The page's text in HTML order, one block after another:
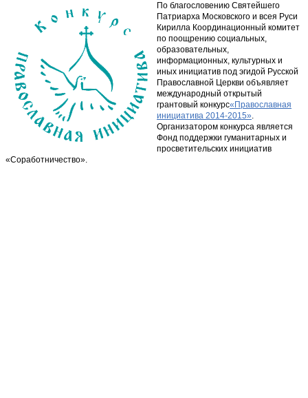
По благословению Святейшего
Патриарха Московского и всея Руси
Кирилла Координационный комитет
по поощрению социальных,
образовательных,
информационных, культурных и
иных инициатив под эгидой Русской
Православной Церкви объявляет
международный открытый
грантовый конкурс«Православная
инициатива 2014-2015».
Организатором конкурса является
Фонд поддержки гуманитарных и
просветительских инициатив
«Соработничество».